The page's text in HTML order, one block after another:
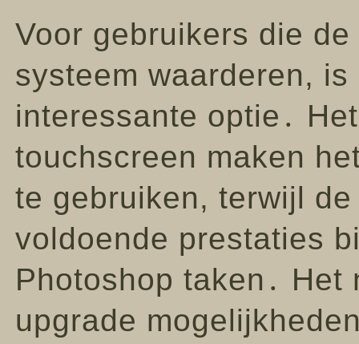
Voor gebruikers die
systeem waarderen,
interessante optie․
touchscreen maken
te gebruiken, terwijl
voldoende prestaties
Photoshop taken․
upgrade